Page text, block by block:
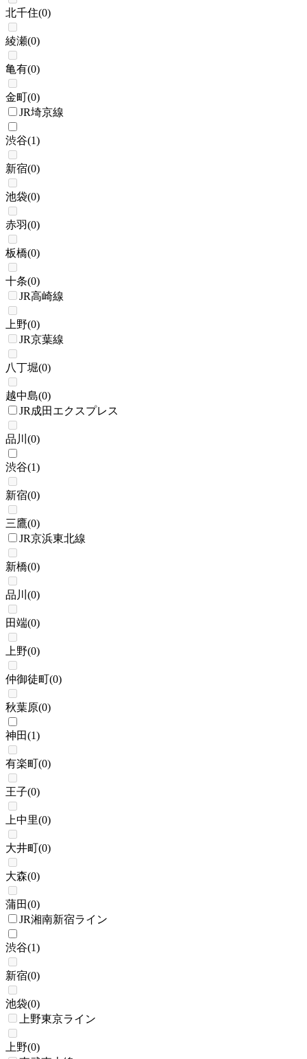
北千住(0)
綾瀬(0)
亀有(0)
金町(0)
JR埼京線
渋谷(1)
新宿(0)
池袋(0)
赤羽(0)
板橋(0)
十条(0)
JR高崎線
上野(0)
JR京葉線
八丁堀(0)
越中島(0)
JR成田エクスプレス
品川 (0)
渋谷(1)
新宿(0)
三鷹(0)
JR京浜東北線
新橋(0)
品川 (0)
田端(0)
上野(0)
仲御徒町(0)
秋葉原(0)
神田(1)
有楽町(0)
王子(0)
上中里(0)
大井町(0)
大森(0)
蒲田(0)
JR湘南新宿ライン
渋谷(1)
新宿(0)
池袋(0)
上野東京ライン
上野(0)